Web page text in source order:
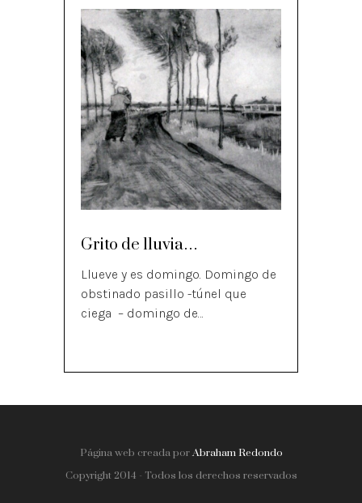
Grito de lluvia…
Llueve y es domingo. Domingo de
obstinado pasillo -túnel que
ciega – domingo de…
Página web creada porAbraham Redondo
Copyright 2014 - Todos los derechos reservados